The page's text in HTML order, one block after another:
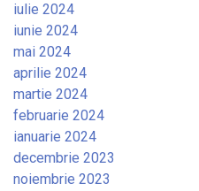
iulie 2024
iunie 2024
mai 2024
aprilie 2024
martie 2024
februarie 2024
ianuarie 2024
decembrie 2023
noiembrie 2023